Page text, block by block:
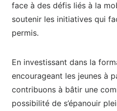
face à des défis liés à la
soutenir les initiatives qui
permis.
En investissant dans la
encourageant les jeunes à
contribuons à bâtir une
possibilité de s’épanouir